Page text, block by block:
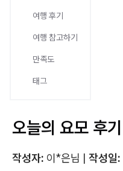
여행 후기
여행 참고하기
만족도
태그
오늘의 요모 후기
작성자: 이*은님 | 작성일: